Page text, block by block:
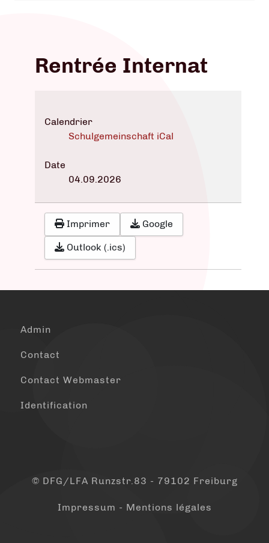
Rentrée Internat
Calendrier
Schulgemeinschaft iCal
Date
04.09.2026
Imprimer Google
Outlook (.ics)
Admin
Contact
Contact Webmaster
Identification
© DFG/LFA Runzstr.83 - 79102 Freiburg
Impressum - Mentions légales